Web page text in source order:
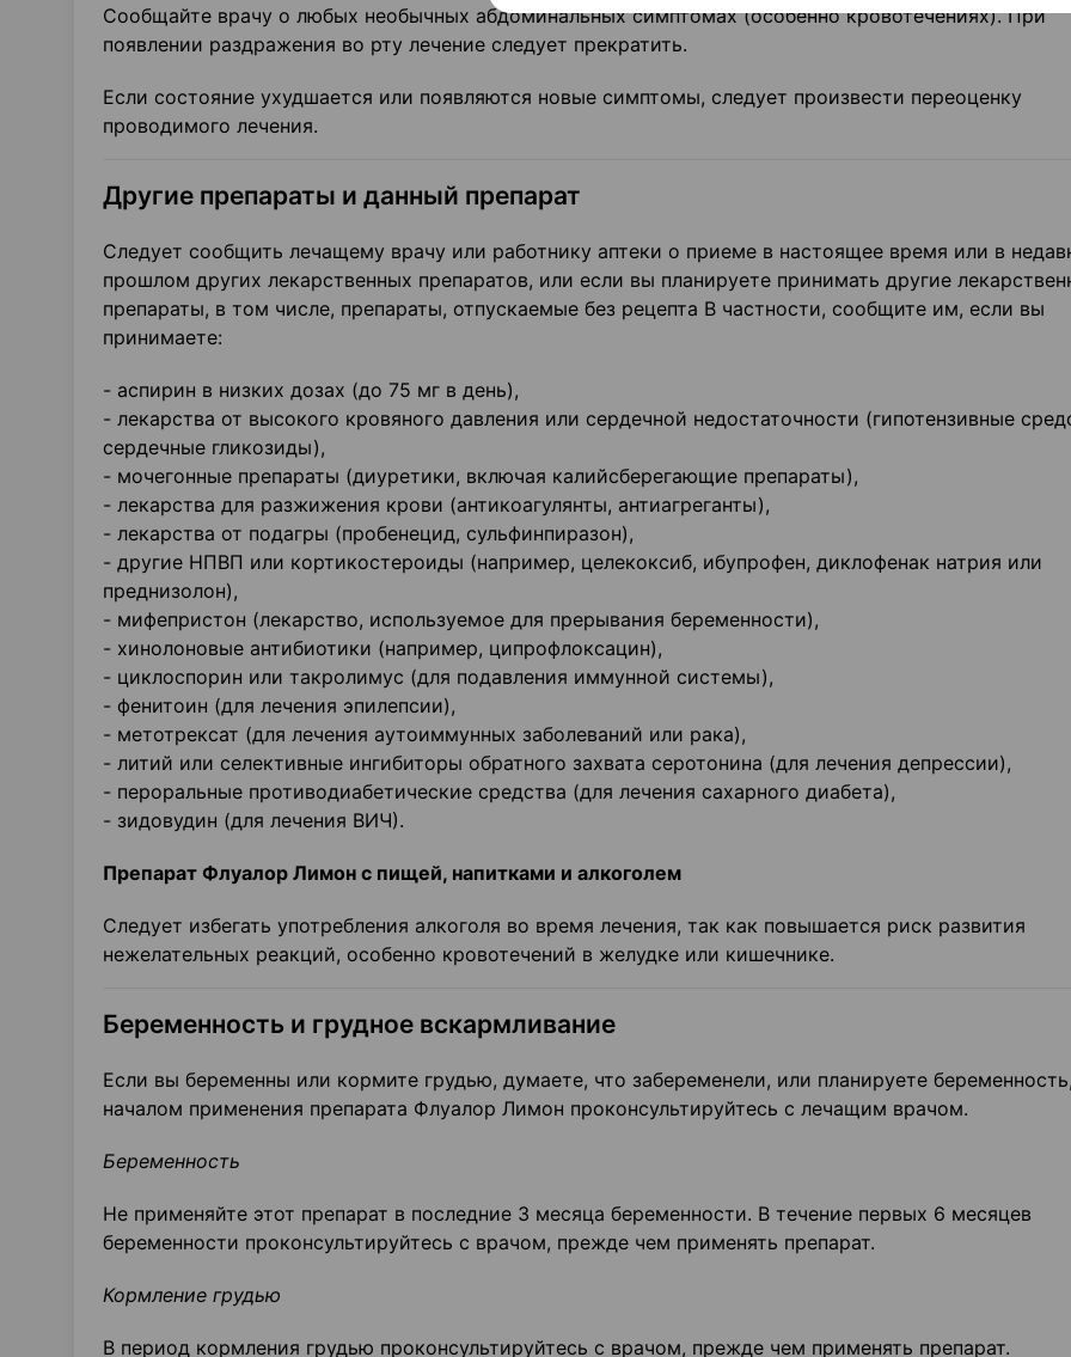
Сообщайте врачу о любых необычных абдоминальных симптомах (особенно кровотечениях). При
появлении раздражения во рту лечение следует прекратить.
Если состояние ухудшается или появляются новые симптомы, следует произвести переоценку
проводимого лечения.
Другие препараты и данный препарат
Следует сообщить лечащему врачу или работнику аптеки о приеме в настоящее время или в
прошлом других лекарственных препаратов, или если вы планируете принимать другие
препараты, в том числе, препараты, отпускаемые без рецепта В частности, сообщите им, если вы
принимаете:
- аспирин в низких дозах (до 75 мг в день),
- лекарства от высокого кровяного давления или сердечной недостаточности (гипотензивные
сердечные гликозиды),
- мочегонные препараты (диуретики, включая калийсберегающие препараты),
- лекарства для разжижения крови (антикоагулянты, антиагреганты),
- лекарства от подагры (пробенецид, сульфинпиразон),
- другие НПВП или кортикостероиды (например, целекоксиб, ибупрофен, диклофенак натрия или
преднизолон),
- мифепристон (лекарство, используемое для прерывания беременности),
- хинолоновые антибиотики (например, ципрофлоксацин),
- циклоспорин или такролимус (для подавления иммунной системы),
- фенитоин (для лечения эпилепсии),
- метотрексат (для лечения аутоиммунных заболеваний или рака),
- литий или селективные ингибиторы обратного захвата серотонина (для лечения депрессии),
- пероральные противодиабетические средства (для лечения сахарного диабета),
- зидовудин (для лечения ВИЧ).
Препарат Флуалор Лимон с пищей, напитками и алкоголем
Следует избегать употребления алкоголя во время лечения, так как повышается риск развития
нежелательных реакций, особенно кровотечений в желудке или кишечнике.
Беременность и грудное вскармливание
Если вы беременны или кормите грудью, думаете, что забеременели, или планируете
началом применения препарата Флуалор Лимон проконсультируйтесь с лечащим врачом.
Беременность
Не применяйте этот препарат в последние 3 месяца беременности. В течение первых 6 месяцев
беременности проконсультируйтесь с врачом, прежде чем применять препарат.
Кормление грудью
В период кормления грудью проконсультируйтесь с врачом, прежде чем применять препарат.